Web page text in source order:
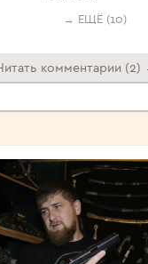
→ ЕЩЁ (10)
комментарии (2)